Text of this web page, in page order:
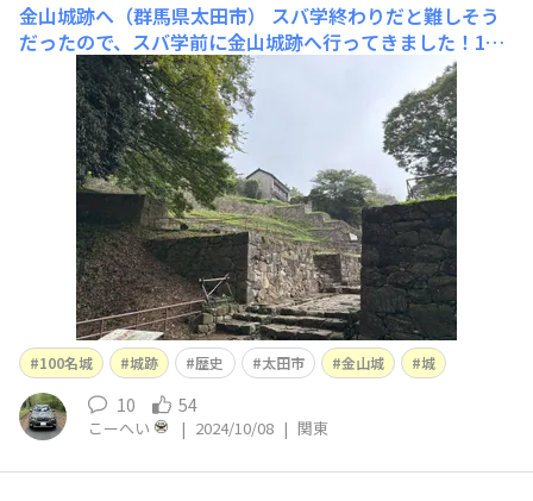
金山城跡へ（群馬県太田市）
スバ学終わりだと難しそう
だったので、スバ学前に金山城跡へ行ってきました！100
名城なので、スタンプをもらいに。 太田駅から車で５分
ぐらいですかね。駐車場からの景色がきれいでした。太田
市が一望できますね。朝一なのでほぼ車もなく。細長く
て、尾根をうまく使ったお城ですね。 私は上まで車
100名城 城跡 歴史 太田市 金山城 城
10 54
こーへい | 2024/10/08 | 関東